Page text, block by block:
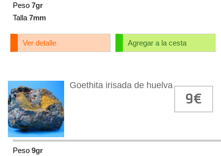
Peso 7gr
Talla 7mm
Agregar a la cesta
Ver detalle
Goethita irisada de huelva
9€
Peso 9gr